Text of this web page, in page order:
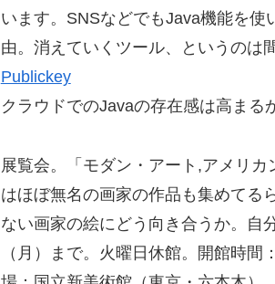
います。SNSなどでもJava機能を
由。消えていくツール、というのは
Publickey
クラウドでのJavaの存在感は高まる
展覧会。「モダン・アート,アメリ
はほぼ無名の画家の作品も集めてる
ない画家の絵にどう向き合うか。自
（月）まで。火曜日休館。開館時